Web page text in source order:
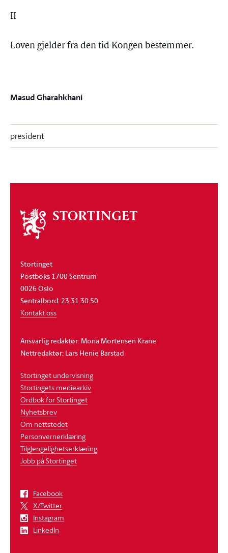
II
Loven gjelder fra den tid Kongen bestemmer.
Masud Gharahkhani
president
Om
stortinget
Stortinget
Postboks 1700 Sentrum
0026 Oslo
Sentralbord: 23 31 30 50
Kontakt oss
Ansvarlig redaktør: Mona Mortensen Krane
Nettredaktør: Lars Henie Barstad
Stortinget undervisning
Stortingets mediearkiv
Ordbok for Stortinget
Nyhetsbrev
Om nettstedet
Personvernerklæring
Tilgjengelighetserklæring
Jobb på Stortinget
Facebook
X/Twitter
Instagram
LinkedIn